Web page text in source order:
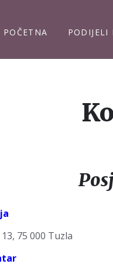
POČETNA PODIJELI
75 000 Tuzla